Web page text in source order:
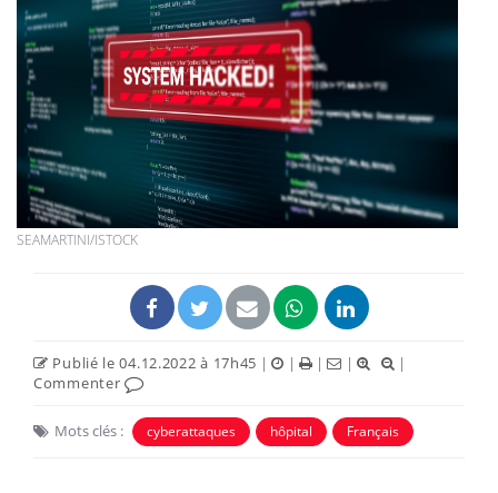
SEAMARTINI/ISTOCK
Publié le 04.12.2022 à 17h45 | | | |
|
Commenter
Mots clés : cyberattaques hôpital Français